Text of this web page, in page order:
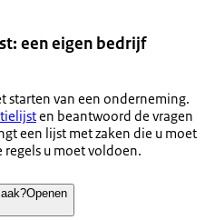
een eigen bedrijf
starten van een onderneming.
en beantwoord de vragen
een lijst met zaken die u moet
regels u moet voldoen.
Openen